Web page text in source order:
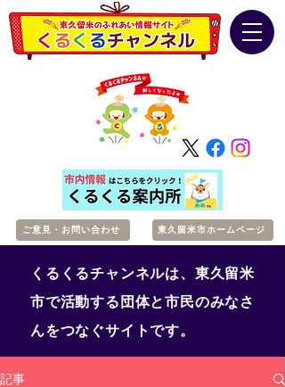
ご意見・お問い合わせ 東久留米市ホームページ
くるくるチャンネルは、東久留米
市で活動する団体と市民のみなさ
んをつなぐサイトです。
記事